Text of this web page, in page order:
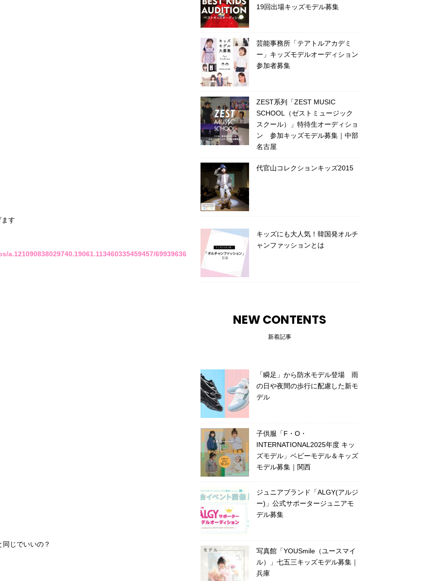
す
69939636
じでいいの？
19回出場キッズモデル募集
芸能事務所「テアトルアカデミ
ー」キッズモデルオーディション
参加者募集
ZEST系列「ZEST MUSIC
SCHOOL（ゼストミュージック
スクール）」特待生オーディショ
ン 参加キッズモデル募集｜中部
名古屋
代官山コレクションキッズ2015
キッズにも大人気！韓国発オルチ
ャンファッションとは
NEW CONTENTS
新着記事
「瞬足」から防水モデル登場 雨
の日や夜間の歩行に配慮した新モ
デル
子供服「F・O・
INTERNATIONAL2025年度 キッ
ズモデル」ベビーモデル＆キッズ
モデル募集｜関西
ジュニアブランド「ALGY(アルジ
ー)」公式サポータージュニアモ
デル募集
写真館「YOUSmile（ユースマイ
ル）」七五三キッズモデル募集｜
兵庫